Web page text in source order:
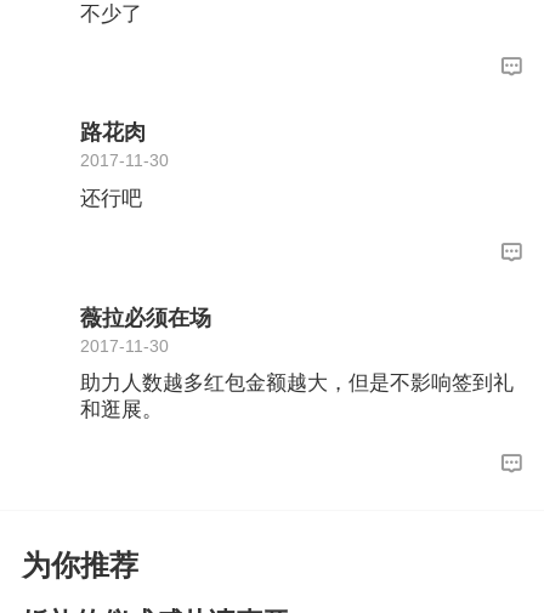
不少了
路花肉
2017-11-30
还行吧
薇拉必须在场
2017-11-30
助力人数越多红包金额越大，但是不影响签到礼
和逛展。
为你推荐